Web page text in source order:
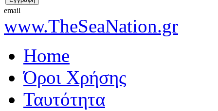
email
www.TheSeaNation.gr
Home
Όροι Χρήσης
Ταυτότητα